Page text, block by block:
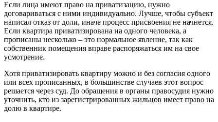
Если лица имеют право на приватизацию, нужно
договариваться с ними индивидуально. Лучше, чтобы субъект
написал отказ от доли, иначе процесс присвоения не начнется.
Если квартира приватизирована на одного человека, а
прописаны несколько – это нормальное явление, так как
собственник помещения вправе распоряжаться им на свое
усмотрение.
Хотя приватизировать квартиру можно и без согласия одного
или всех прописанных, в большинстве случаев этот вопрос
решается через суд. До обращения в органы правосудия нужно
уточнить, кто из зарегистрированных жильцов имеет право на
долю в квартире.